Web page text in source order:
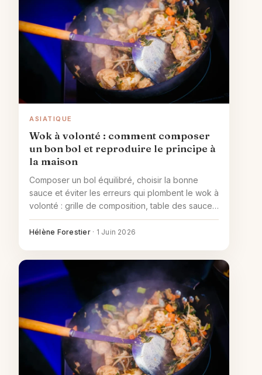
ASIATIQUE
Wok à volonté : comment composer
un bon bol et reproduire le principe à
la maison
Composer un bol équilibré, choisir la bonne
sauce et éviter les erreurs qui plombent le wok à
volonté : grille de composition, table des sauces,
étapes de cuisson et version maison en moins
de quinze minutes.
Hélène Forestier · 1 Juin 2026